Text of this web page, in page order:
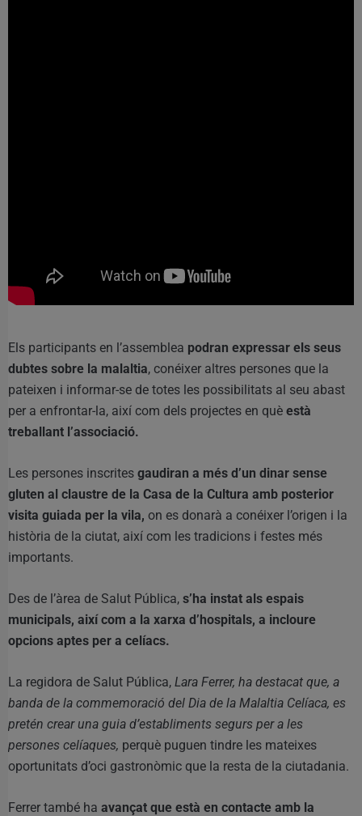
Els participants en l’assemblea podran expressar els seus
dubtes sobre la malaltia, conéixer altres persones que la
pateixen i informar-se de totes les possibilitats al seu abast
per a enfrontar-la, així com dels projectes en què està
treballant l’associació.
Les persones inscrites gaudiran a més d’un dinar sense
gluten al claustre de la Casa de la Cultura amb posterior
visita guiada per la vila, on es donarà a conéixer l’origen i la
història de la ciutat, així com les tradicions i festes més
importants.
Des de l’àrea de Salut Pública, s’ha instat als espais
municipals, així com a la xarxa d’hospitals, a incloure
opcions aptes per a celíacs.
La regidora de Salut Pública, Lara Ferrer, ha destacat que, a
banda de la commemoració del Dia de la Malaltia Celíaca, es
pretén crear una guia d’establiments segurs per a les
persones celíaques, perquè puguen tindre les mateixes
oportunitats d’oci gastronòmic que la resta de la ciutadania.
Ferrer també ha avançat que està en contacte amb la